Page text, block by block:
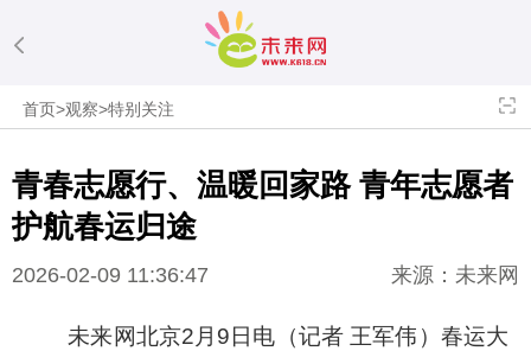
首页>观察>特别关注
青春志愿行、温暖回家路 青年志愿者
护航春运归途
2026-02-09 11:36:47 来源：未来网
未来网北京2月9日电（记者 王军伟）春运大